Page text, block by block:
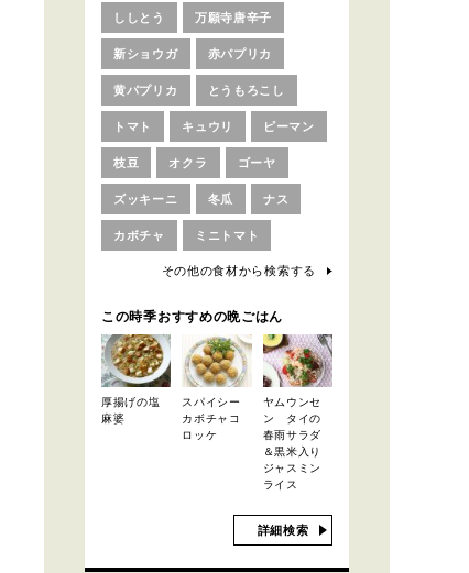
ししとう 万願寺唐辛子
新ショウガ 赤パプリカ
黄パプリカ とうもろこし
トマト キュウリ ピーマン
枝豆 オクラ ゴーヤ
ズッキーニ 冬瓜 ナス
カボチャ ミニトマト
その他の食材から検索する
この時季おすすめの晩ごはん
厚揚げの塩
麻婆
スパイシー
カボチャコ
ロッケ
ヤムウンセ
ン タイの
春雨サラダ
＆黒米入り
ジャスミン
ライス
詳細検索